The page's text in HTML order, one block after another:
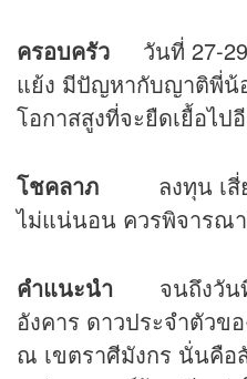
ครอบครัว วันที่ 27-29
แย้ง มีปัญหากับญาติพี่น้
โอกาสสูงที่จะยืดเยื้อไป
โชคลาภ ลงทุน เสี่ยง
ไม่แน่นอน ควรพิจารณ
คำแนะนำ จนถึงวันที่
อังคาร ดาวประจำตัวข
ณ เขตราศีมังกร นั่นคื